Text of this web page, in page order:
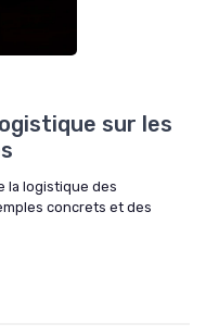
sur les
la logistique des
concrets et des